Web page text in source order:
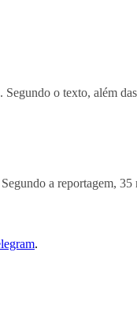
o texto, além
a reportagem,
.